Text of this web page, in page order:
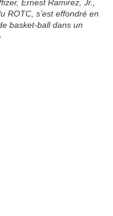
Ernest Ramirez, Jr.,
ROTC, s’est effondré en
basket-ball dans un